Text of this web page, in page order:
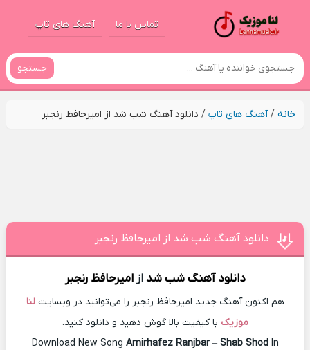
تماس با ما آهنگ های تاپ
جستجو
خانه/آهنگ های تاپ/ دانلود آهنگ شب شد از امیرحافظ رنجبر
دانلود آهنگ شب شد از امیرحافظ رنجبر
دانلود آهنگ شب شد ازامیرحافظ رنجبر
هم اکنون آهنگ جدید امیرحافظ رنجبر را می‌توانید در وبسایتلنا
موزیک با کیفیت بالا گوش دهید و دانلود کنید.
Download New Song Amirhafez Ranjbar– Shab ShodIn